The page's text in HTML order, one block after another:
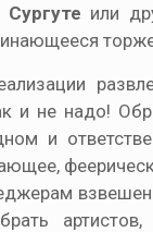
или
и не надо!
и